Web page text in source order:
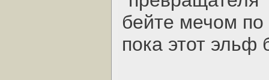
бейте мечом по
пока этот эльф